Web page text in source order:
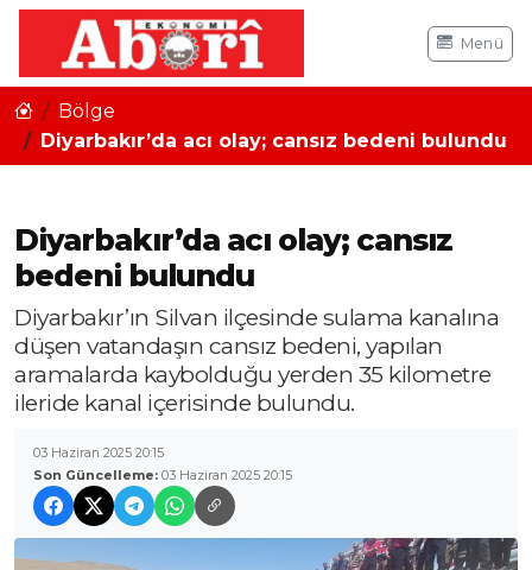
Menü
Bölge
Diyarbakır’da acı olay; cansız bedeni bulundu
Diyarbakır’da acı olay; cansız
bedeni bulundu
Diyarbakır’ın Silvan ilçesinde sulama kanalına
düşen vatandaşın cansız bedeni, yapılan
aramalarda kaybolduğu yerden 35 kilometre
ileride kanal içerisinde bulundu.
03 Haziran 2025 20:15
Son Güncelleme: 03 Haziran 2025 20:15